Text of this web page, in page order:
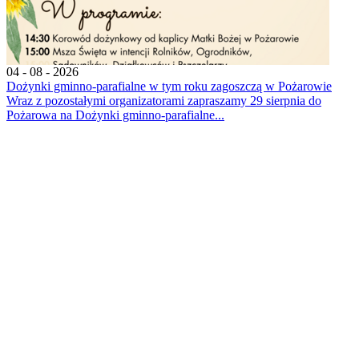
04 - 08 - 2026
Dożynki gminno-parafialne w tym roku zagoszczą w Pożarowie
Wraz z pozostałymi organizatorami zapraszamy 29 sierpnia do
Pożarowa na Dożynki gminno-parafialne...